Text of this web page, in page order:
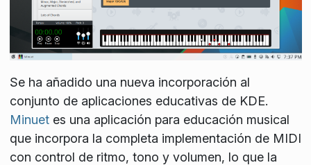
Se ha añadido una nueva incorporación al
conjunto de aplicaciones educativas de KDE.
Minuetes una aplicación para educación musical
que incorpora la completa implementación de MIDI
con control de ritmo, tono y volumen, lo que la